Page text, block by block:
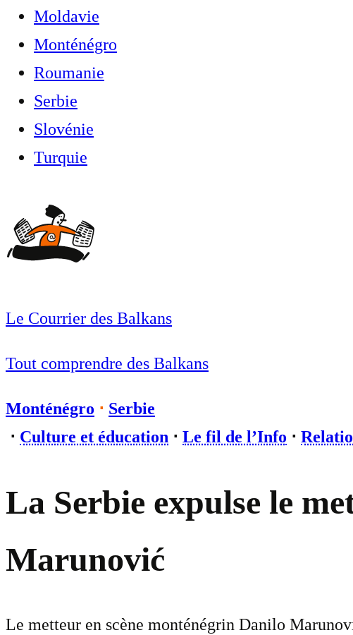
Moldavie
Monténégro
Roumanie
Serbie
Slovénie
Turquie
Le Courrier des Balkans
Tout comprendre des Balkans
Monténégro ⋅ Serbie
⋅ Culture et éducation ⋅ Le fil de l’Info ⋅
La Serbie expulse le
Marunović
Le metteur en scène monténégrin Danilo